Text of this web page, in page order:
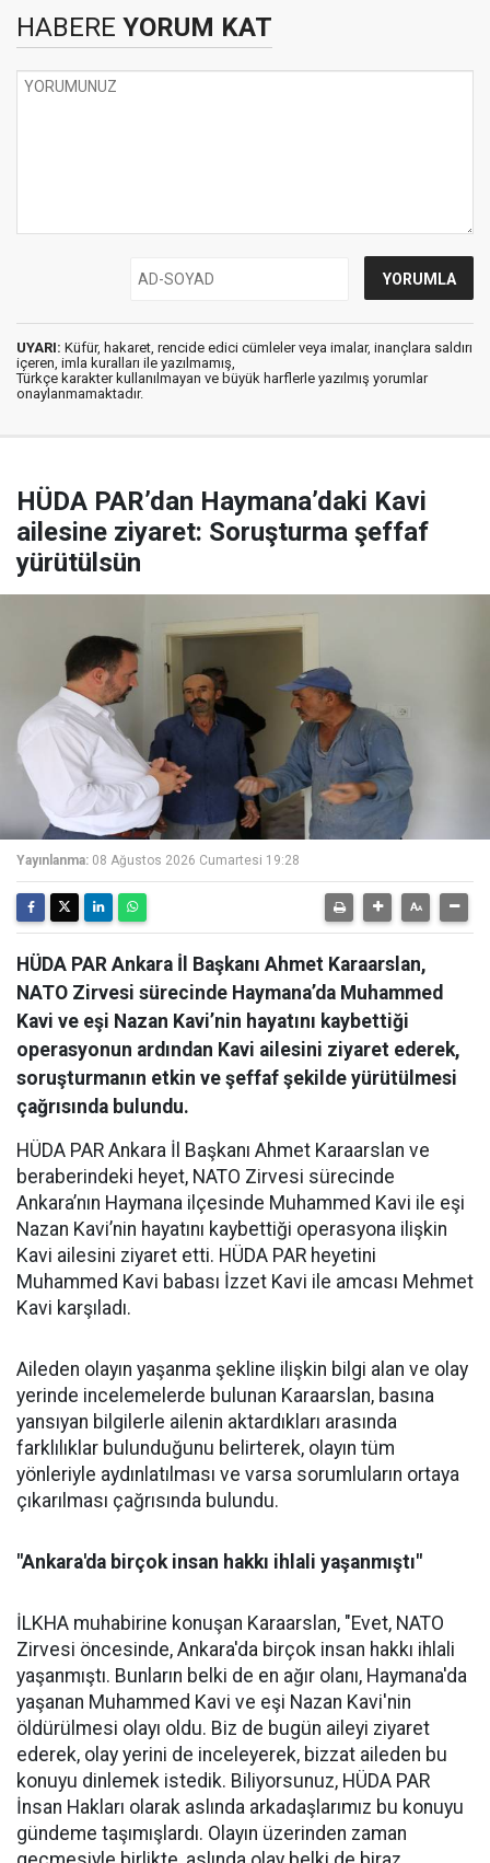
HABERE YORUM KAT
UYARI: Küfür, hakaret, rencide edici cümleler veya imalar, inançlara saldırı
içeren, imla kuralları ile yazılmamış,
Türkçe karakter kullanılmayan ve büyük harflerle yazılmış yorumlar
onaylanmamaktadır.
HÜDA PAR’dan Haymana’daki Kavi
ailesine ziyaret: Soruşturma şeffaf
yürütülsün
Yayınlanma: 08 Ağustos 2026 Cumartesi 19:28
HÜDA PAR Ankara İl Başkanı Ahmet Karaarslan,
NATO Zirvesi sürecinde Haymana’da Muhammed
Kavi ve eşi Nazan Kavi’nin hayatını kaybettiği
operasyonun ardından Kavi ailesini ziyaret ederek,
soruşturmanın etkin ve şeffaf şekilde yürütülmesi
çağrısında bulundu.
HÜDA PAR Ankara İl Başkanı Ahmet Karaarslan ve
beraberindeki heyet, NATO Zirvesi sürecinde
Ankara’nın Haymana ilçesinde Muhammed Kavi ile eşi
Nazan Kavi’nin hayatını kaybettiği operasyona ilişkin
Kavi ailesini ziyaret etti. HÜDA PAR heyetini
Muhammed Kavi babası İzzet Kavi ile amcası Mehmet
Kavi karşıladı.
Aileden olayın yaşanma şekline ilişkin bilgi alan ve olay
yerinde incelemelerde bulunan Karaarslan, basına
yansıyan bilgilerle ailenin aktardıkları arasında
farklılıklar bulunduğunu belirterek, olayın tüm
yönleriyle aydınlatılması ve varsa sorumluların ortaya
çıkarılması çağrısında bulundu.
"Ankara'da birçok insan hakkı ihlali yaşanmıştı"
İLKHA muhabirine konuşan Karaarslan, "Evet, NATO
Zirvesi öncesinde, Ankara'da birçok insan hakkı ihlali
yaşanmıştı. Bunların belki de en ağır olanı, Haymana'da
yaşanan Muhammed Kavi ve eşi Nazan Kavi'nin
öldürülmesi olayı oldu. Biz de bugün aileyi ziyaret
ederek, olay yerini de inceleyerek, bizzat aileden bu
konuyu dinlemek istedik. Biliyorsunuz, HÜDA PAR
İnsan Hakları olarak aslında arkadaşlarımız bu konuyu
gündeme taşımışlardı. Olayın üzerinden zaman